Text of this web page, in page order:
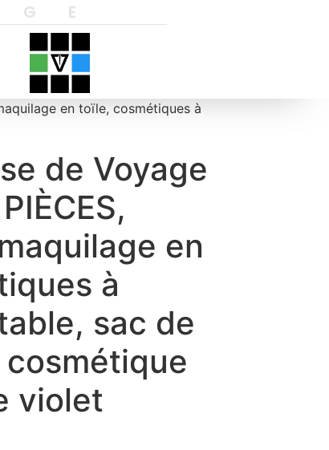
en toïle, cosmétiques à
de Voyage
en
à
sac de
violet